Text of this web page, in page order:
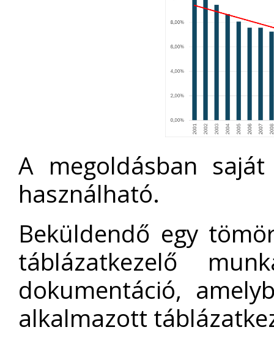
A megoldásban
használható.
Beküldendő egy
táblázatkezelő
dokumentáció,
alkalmazott